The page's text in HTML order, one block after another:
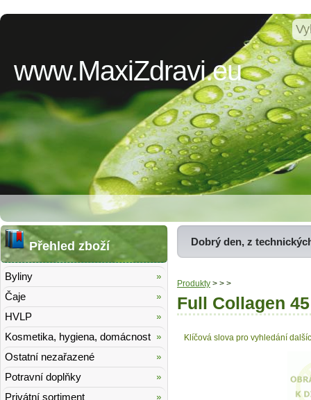
www.MaxiZdravi.eu
Dobrý den, z
Produkty > > >
Full Collagen
Klíčová slova pro vyhledání
Přehled zboží
Byliny
Čaje
HVLP
Kosmetika, hygiena, domácnost
Ostatní nezařazené
Potravní doplňky
Privátní sortiment